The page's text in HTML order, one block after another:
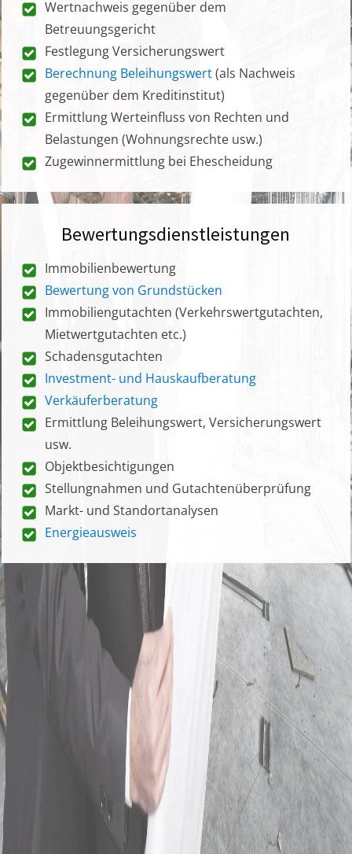
Wertnachweis gegenüber dem
Betreuungsgericht
Festlegung Versicherungswert
Berechnung Beleihungswert(als Nachweis
gegenüber dem Kreditinstitut)
Ermittlung Werteinfluss von Rechten und
Belastungen (Wohnungsrechte usw.)
Zugewinnermittlung bei Ehescheidung
Bewertungsdienstleistungen
Immobilienbewertung
Bewertung von Grundstücken
Immobiliengutachten (Verkehrswertgutachten,
Mietwertgutachten etc.)
Schadensgutachten
Investment- und Hauskaufberatung
Verkäuferberatung
Ermittlung Beleihungswert, Versicherungswert
usw.
Objektbesichtigungen
Stellungnahmen und Gutachtenüberprüfung
Markt- und Standortanalysen
Energieausweis